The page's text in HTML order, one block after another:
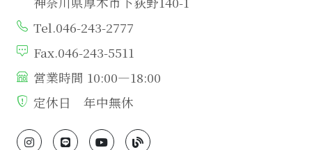
Tel.046-243-2777
Fax.046-243-5511
営業時間 10:00―18:00
定休日 年中無休